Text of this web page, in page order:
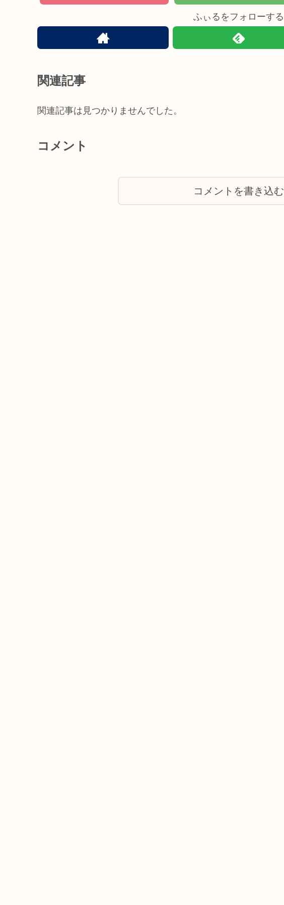
ふぃるをフォローする
関連記事
関連記事は見つかりませんでした。
コメント
コメントを書き込む